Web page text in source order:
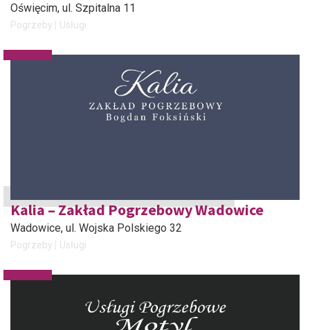
Oświęcim, ul. Szpitalna 11
Pogrzeby Usługi
Kalia – Zakład Pogrzebowy Wadowice
Wadowice, ul. Wojska Polskiego 32
Pogrzeby Usługi